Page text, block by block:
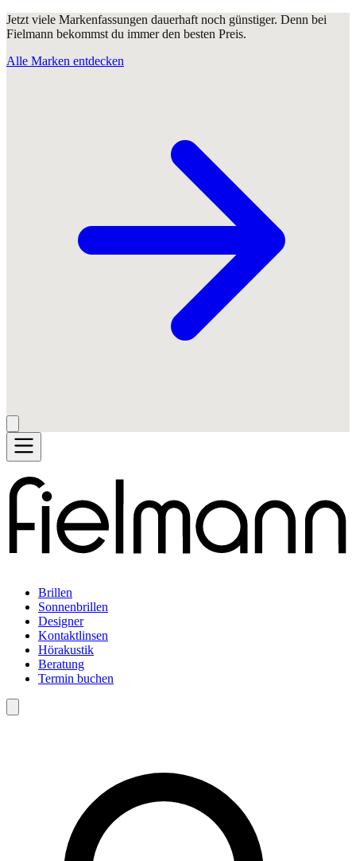
Jetzt viele Markenfassungen dauerhaft noch günstiger. Denn bei
Fielmann bekommst du immer den besten Preis.
Alle Marken entdecken
Brillen
Sonnenbrillen
Designer
Kontaktlinsen
Hörakustik
Beratung
Termin buchen